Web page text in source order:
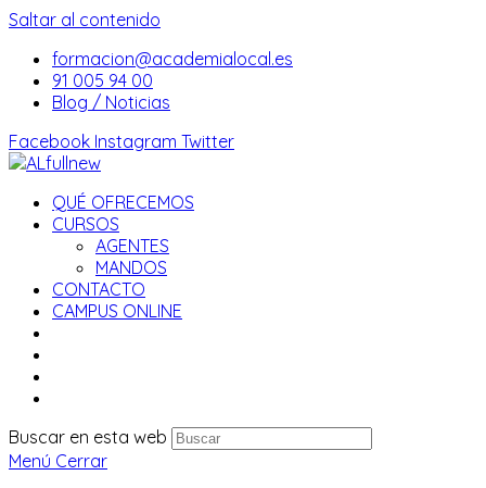
Saltar al contenido
formacion@academialocal.es
91 005 94 00
Blog / Noticias
Facebook Instagram Twitter
QUÉ OFRECEMOS
CURSOS
AGENTES
MANDOS
CONTACTO
CAMPUS ONLINE
Buscar en esta web
Menú Cerrar